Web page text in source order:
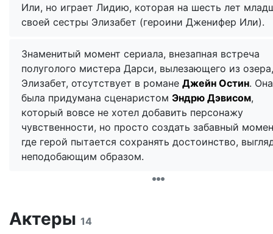
Или, но играет Лидию, которая на шесть лет
своей сестры Элизабет (героини Дженифер Или).
Знаменитый момент сериала, внезапная встреча
полуголого мистера Дарси, вылезающего из
Элизабет, отсутствует в романе Джейн Остин. Она
была придумана сценаристом Эндрю Дэвисом,
который вовсе не хотел добавить персонажу
чувственности, но просто создать забавный
где герой пытается сохранять достоинство,
неподобающим образом.
Актеры 14